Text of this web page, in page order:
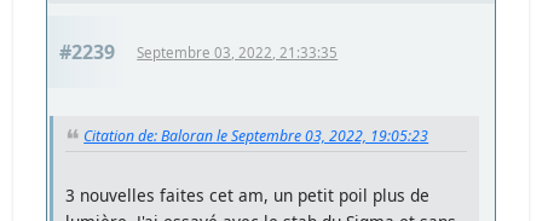
#2239 Septembre 03, 2022, 21:33:35
Citation de: Baloran le Septembre 03, 2022, 19:05:23
3 nouvelles faites cet am, un petit poil plus de